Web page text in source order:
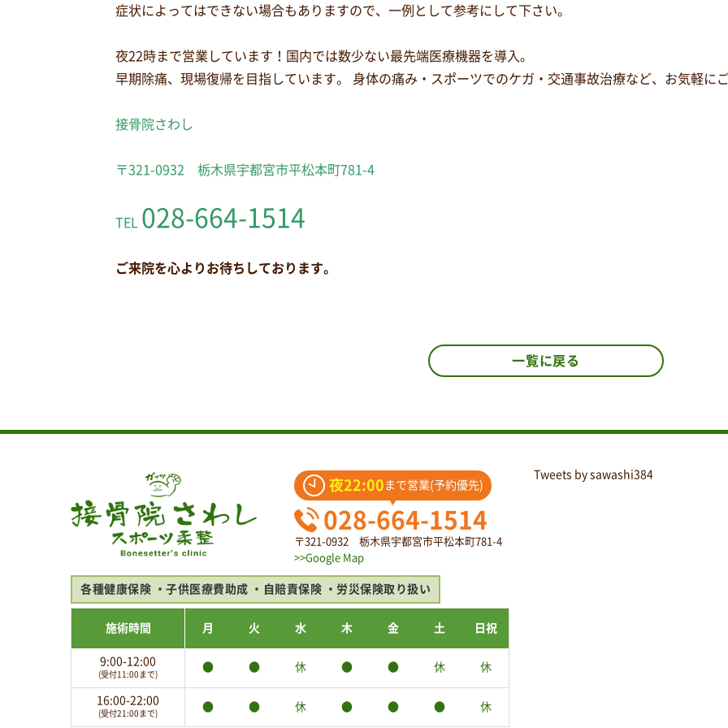
症状によってはできない場合もありますので、一例として参考にして下さい。
夜22時まで営業しています！国内では数少ない最先端医療機器を導入。
早期除痛、現場復帰を目指しています。 身体の痛み・スポーツでのケガ・交通事故治療など、お気軽に
接骨院さわし
〒321-0932 栃木県宇都宮市平松本町781-4
TEL 028-664-1514
ご来院を心よりお待ちしております。
一覧に戻る
夜22:00 まで営業(予約優先)
028-664-1514
〒321-0932 栃木県宇都宮市平松本町781-4
>>Google Map
各種健康保険 子供医療費助成 自賠責保険 労災保険取り扱い
施術時間 月 火 水 木 金 土 日祝
9:00-12:00
(受付11:00まで)
● ● 休 ● ● 休 休
16:00-22:00
(受付21:00まで)
● ● 休 ● ● ● 休
Tweets by sawashi384